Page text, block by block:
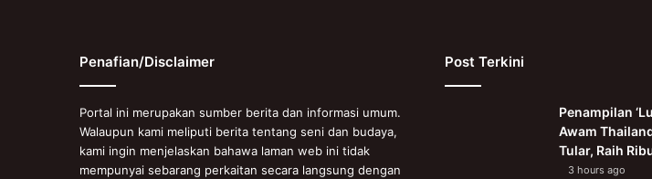
Penafian/Disclaimer
Portal ini merupakan sumber berita dan informasi umum.
Walaupun kami meliputi berita tentang seni dan budaya,
kami ingin menjelaskan bahawa laman web ini tidak
mempunyai sebarang perkaitan secara langsung dengan
Post Terkini
Penampilan
Awam
Tular, Raih
3 hours ago